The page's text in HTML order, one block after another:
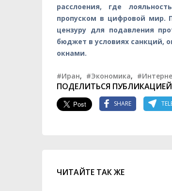
расслоения, где
пропуском в цифровой мир.
цензуру для подавления
бюджет в условиях санкций,
окнами.
#Иран, #Экономика,
ПОДЕЛИТЬСЯ
SHARE
ЧИТАЙТЕ ТАК ЖЕ